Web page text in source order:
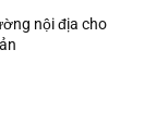
nội địa cho